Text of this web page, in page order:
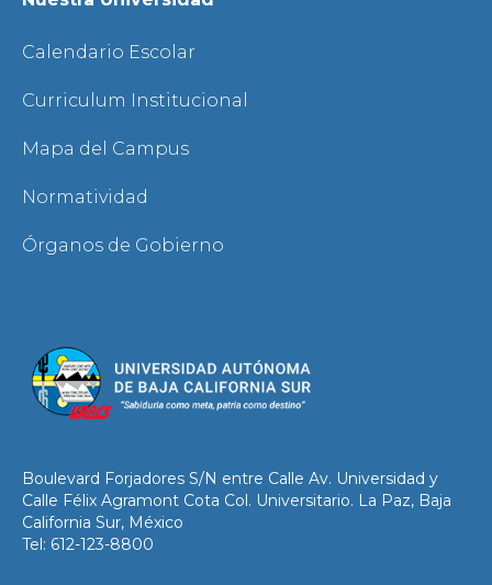
Calendario Escolar
Curriculum Institucional
Mapa del Campus
Normatividad
Órganos de Gobierno
Boulevard Forjadores S/N entre Calle Av. Universidad y
Calle Félix Agramont Cota Col. Universitario. La Paz, Baja
California Sur, México
Tel: 612-123-8800